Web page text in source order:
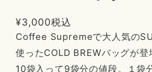
¥3,000税込
Coffee Supremeで大人気の
使ったCOLD BREWバッグが登
10袋入って9袋分の値段。１袋